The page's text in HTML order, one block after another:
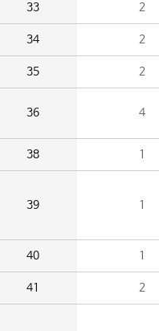
33 2
34 2
35 2
36 4
38 1
39 1
40 1
41 2